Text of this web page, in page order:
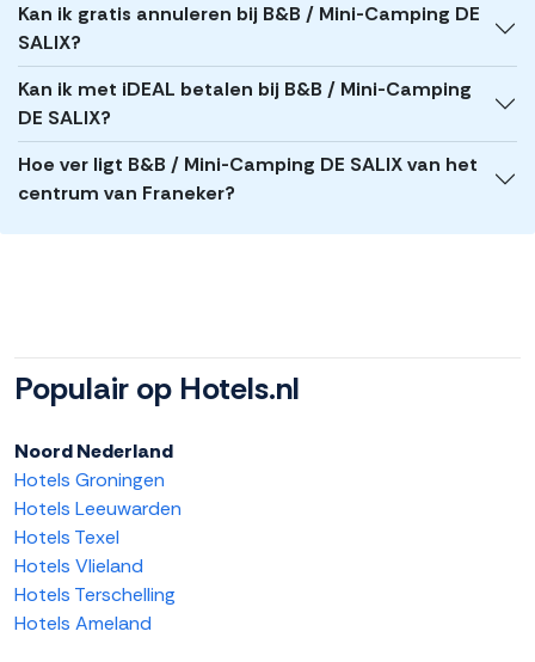
Kan ik gratis annuleren bij B&B / Mini-Camping DE
SALIX?
Kan ik met iDEAL betalen bij B&B / Mini-Camping
DE SALIX?
Hoe ver ligt B&B / Mini-Camping DE SALIX van het
centrum van Franeker?
Populair op Hotels.nl
Noord Nederland
Hotels Groningen
Hotels Leeuwarden
Hotels Texel
Hotels Vlieland
Hotels Terschelling
Hotels Ameland